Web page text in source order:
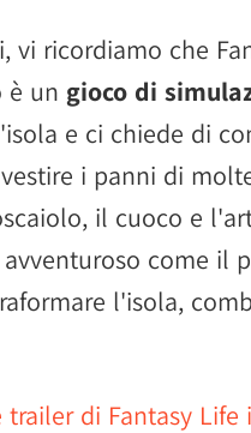
vi ricordiamo che
è un gioco di
e ci chiede di
i panni di
il cuoco e
come il
l'isola,
di Fantasy Life